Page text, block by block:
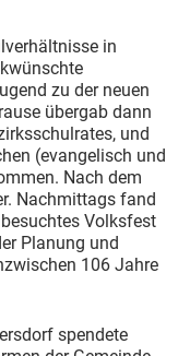
in
zu der neuen
übergab dann
und
(evangelisch und
Nach dem
Nachmittags fand
Volksfest
Planung und
106 Jahre
spendete